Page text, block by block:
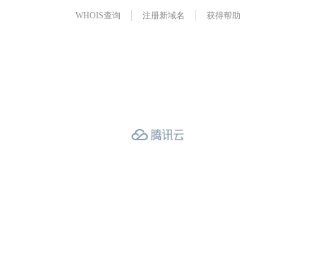
WHOIS查询 注册新域名 获得帮助